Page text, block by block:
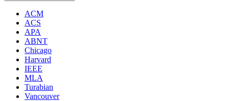
ACM
ACS
APA
ABNT
Chicago
Harvard
IEEE
MLA
Turabian
Vancouver